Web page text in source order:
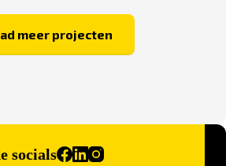
meer projecten
socials